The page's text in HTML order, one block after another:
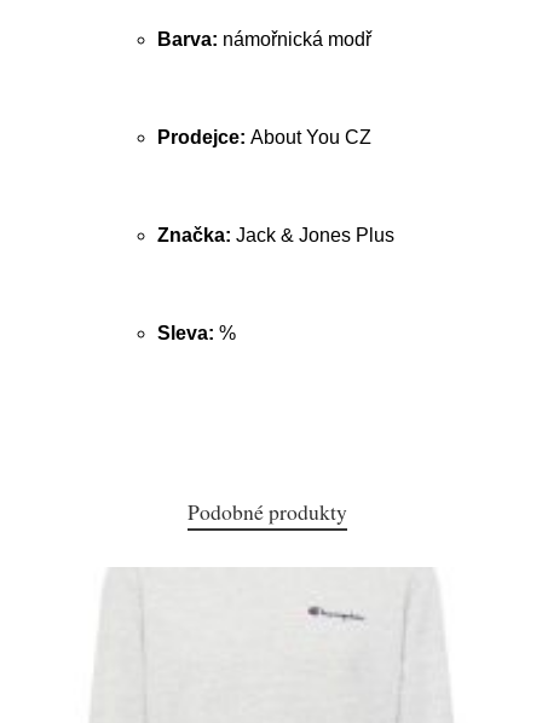
Barva: námořnická modř
Prodejce: About You CZ
Značka: Jack & Jones Plus
Sleva: %
Podobné produkty